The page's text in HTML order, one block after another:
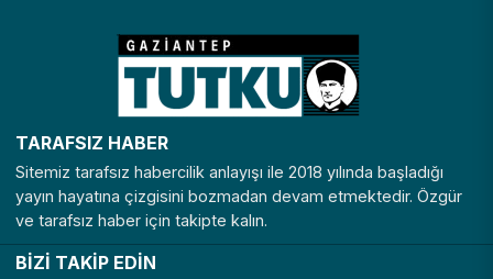
TARAFSIZ HABER
Sitemiz tarafsız habercilik anlayışı ile 2018 yılında başladığı
yayın hayatına çizgisini bozmadan devam etmektedir. Özgür
ve tarafsız haber için takipte kalın.
BİZİ TAKİP EDİN